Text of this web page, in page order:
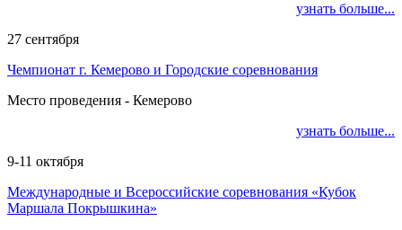
узнать больше...
27 сентября
Чемпионат г. Кемерово и Городские соревнования
Место проведения - Кемерово
узнать больше...
9-11 октября
Международные и Всероссийские соревнования «Кубок
Маршала Покрышкина»